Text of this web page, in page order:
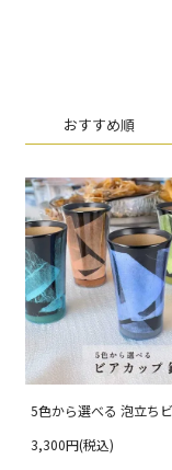
おすすめ順
5色から選べる 泡立ち
3,300円(税込)